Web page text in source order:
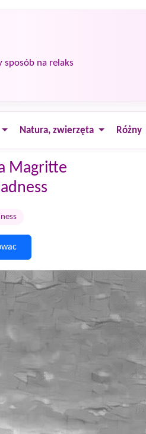
sposób na relaks
Natura, zwierzęta Różny
Magritte